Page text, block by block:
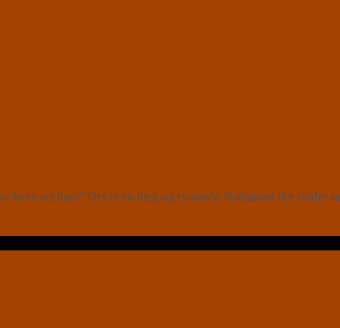
have set ham” Det er en bleg og rystende Nathanael der